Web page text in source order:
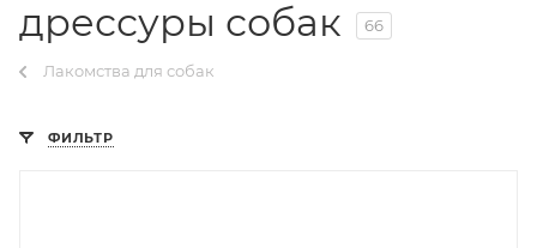
дрессуры собак
66
Лакомства для собак
ФИЛЬТР